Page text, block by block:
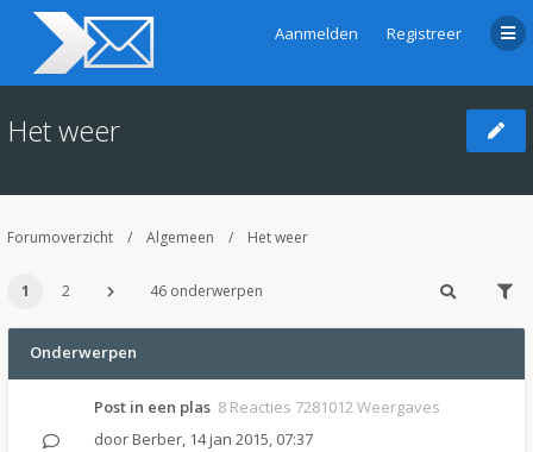
Aanmelden Registreer
Het weer
Forumoverzicht Algemeen Het weer
1 2 46 onderwerpen
Onderwerpen
Post in een plas 8 Reacties 7281012 Weergaves
door Berber, 14 jan 2015, 07:37